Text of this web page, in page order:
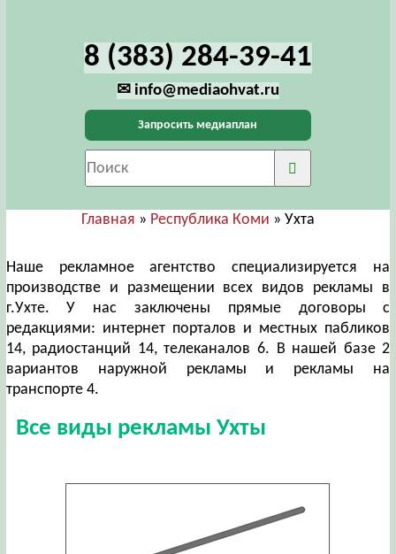
8 (383) 284-39-41
✉ info@mediaohvat.ru
Запросить медиаплан
Главная » Республика Коми » Ухта
Наше рекламное агентство специализируется на
производстве и размещении всех видов рекламы в
г.Ухте. У нас заключены прямые договоры с
редакциями: интернет порталов и местных пабликов
14, радиостанций 14, телеканалов 6. В нашей базе 2
вариантов наружной рекламы и рекламы на
транспорте 4.
Все виды рекламы Ухты